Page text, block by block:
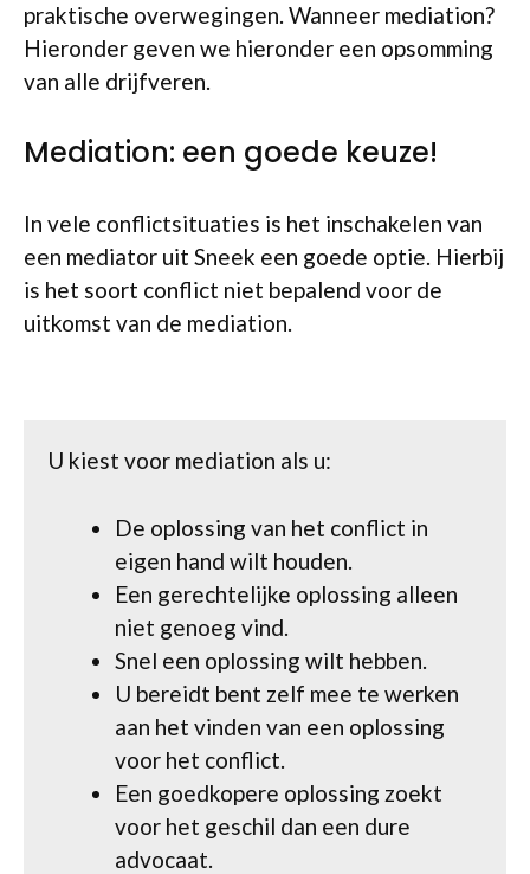
praktische overwegingen. Wanneer mediation?
Hieronder geven we hieronder een opsomming
van alle drijfveren.
Mediation: een goede keuze!
In vele conflictsituaties is het inschakelen van
een mediator uit Sneek een goede optie. Hierbij
is het soort conflict niet bepalend voor de
uitkomst van de mediation.
U kiest voor mediation als u:
De oplossing van het conflict in
eigen hand wilt houden.
Een gerechtelijke oplossing alleen
niet genoeg vind.
Snel een oplossing wilt hebben.
U bereidt bent zelf mee te werken
aan het vinden van een oplossing
voor het conflict.
Een goedkopere oplossing zoekt
voor het geschil dan een dure
advocaat.